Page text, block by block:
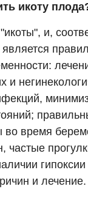
отделение
икоту
и,
и
во время
частые
и лечение.